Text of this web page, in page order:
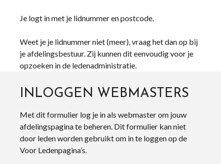
Je logt in met je lidnummer en postcode.
Weet je je lidnummer niet (meer), vraag het dan op bij
je afdelingsbestuur. Zij kunnen dit eenvoudig voor je
opzoeken in de ledenadministratie.
INLOGGEN WEBMASTERS
Met dit formulier log je in als webmaster om jouw
afdelingspagina te beheren. Dit formulier kan niet
door leden worden gebruikt om in te loggen op de
Voor Ledenpagina’s.